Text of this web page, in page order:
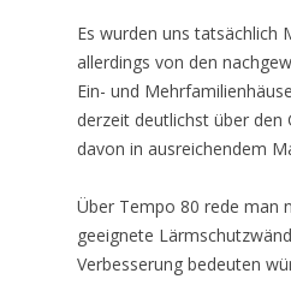
Es wurden uns tatsächlich
allerdings von den
Ein- und
derzeit deutlichst über den
davon in ausreichendem
Über Tempo 80 rede man
geeignete
Verbesserung bedeuten